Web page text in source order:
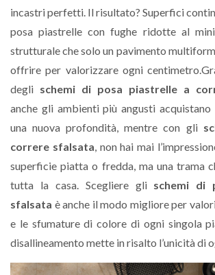
incastri perfetti. Il risultato? Superfici
posa piastrelle con fughe ridotte al
strutturale che solo un pavimento
offrire per valorizzare ogni
degli schemi di posa piastrelle a
anche gli ambienti più angusti acquistano
una nuova profondità, mentre con gli
correre sfalsata , non hai mai
superficie piatta o fredda, ma una trama
tutta la casa. Scegliere gli schemi di
sfalsata è anche il modo migliore per
e le sfumature di colore di ogni singola
disallineamento mette in risalto l’unicità di